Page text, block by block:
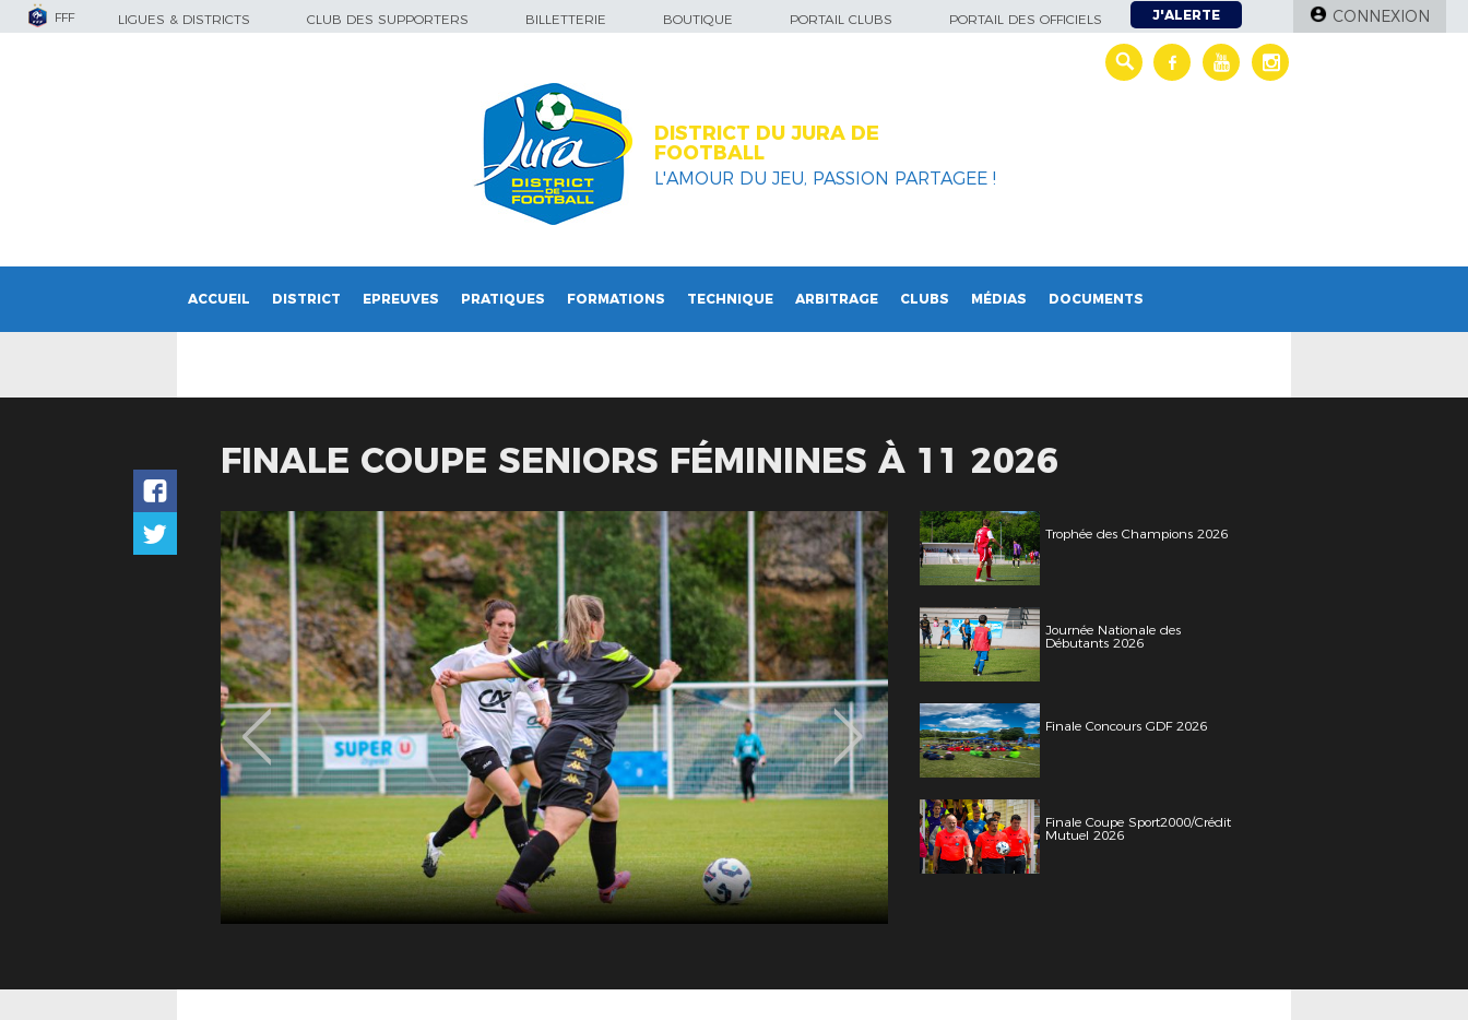
FFF LIGUES & DISTRICTS CLUB DES SUPPORTERS BILLETTERIE BOUTIQUE PORTAIL CLUBS PORTAIL DES OFFICIELS J'ALERTE CONNEXION
DISTRICT DU JURA DE
FOOTBALL
L'AMOUR DU JEU, PASSION PARTAGEE !
ACCUEIL DISTRICT EPREUVES PRATIQUES FORMATIONS TECHNIQUE ARBITRAGE CLUBS MÉDIAS DOCUMENTS
FINALE COUPE SENIORS FÉMININES À 11 2026
Trophée des Champions 2026
Journée Nationale des
Débutants 2026
Finale Concours GDF 2026
Finale Coupe Sport2000/Crédit
Mutuel 2026